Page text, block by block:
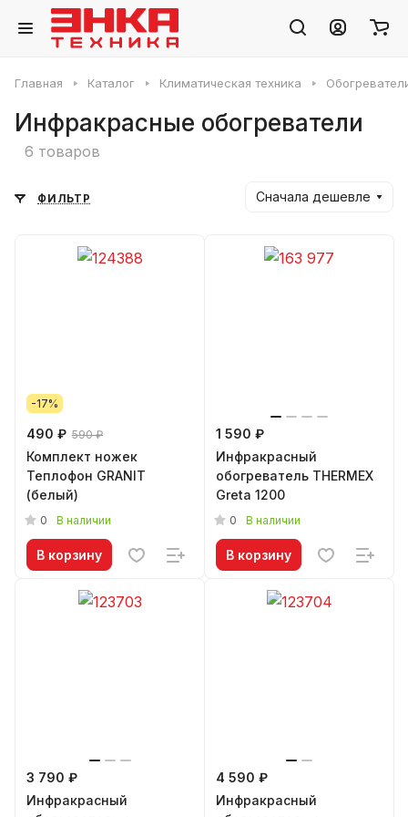
Главная Каталог Климатическая техника
Инфракрасные обогреватели
6 товаров
ФИЛЬТР Сначала дешевле
-17%
490 ₽ 590 ₽
Комплект ножек
Теплофон GRANIT
(белый)
0 В наличии
В корзину
1 590 ₽
Инфракрасный
обогреватель THERMEX
Greta 1200
0 В наличии
В корзину
3 790 ₽
Инфракрасный
4 590 ₽
Инфракрасный